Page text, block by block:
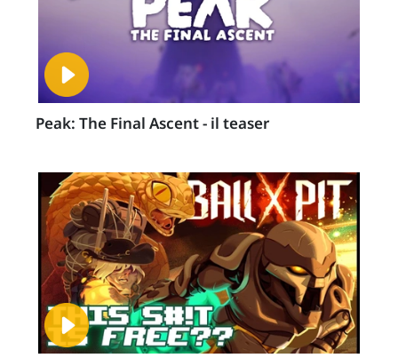
Peak: The Final Ascent - il teaser